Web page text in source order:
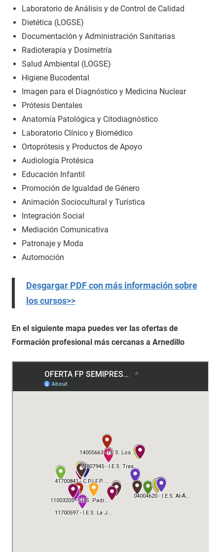
Laboratorio de Análisis y de Control de Calidad
Dietética (LOGSE)
Documentación y Administración Sanitarias
Radioterapia y Dosimetría
Salud Ambiental (LOGSE)
Higiene Bucodental
Imagen para el Diagnóstico y Medicina Nuclear
Prótesis Dentales
Anatomía Patológica y Citodiagnóstico
Laboratorio Clínico y Biomédico
Ortoprótesis y Productos de Apoyo
Audiología Protésica
Educación Infantil
Promoción de Igualdad de Género
Animación Sociocultural y Turística
Integración Social
Mediación Comunicativa
Patronaje y Moda
Automoción
Desgargar PDF con más información sobre
los cursos>>
En el siguiente mapa puedes ver las ofertas de
Formación profesional más cercanas a Arnedillo